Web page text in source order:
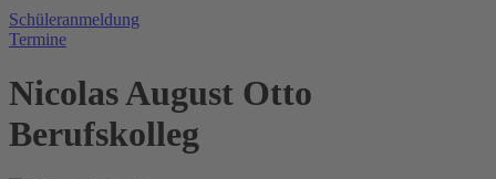
Schüleranmeldung
Termine
Nicolas August Otto
Berufskolleg